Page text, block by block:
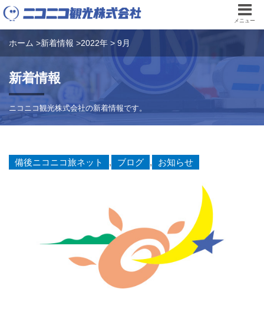
メニュー
ホーム >新着情報 >2022年 > 9月
新着情報
ニコニコ観光株式会社の新着情報です。
備後ニコニコ旅ネット , ブログ , お知らせ